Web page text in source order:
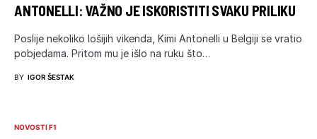
ANTONELLI: VAŽNO JE ISKORISTITI SVAKU PRILIKU
Poslije nekoliko lošijih vikenda, Kimi Antonelli u Belgiji se vratio
pobjedama. Pritom mu je išlo na ruku što…
BY IGOR ŠESTAK
NOVOSTI F1